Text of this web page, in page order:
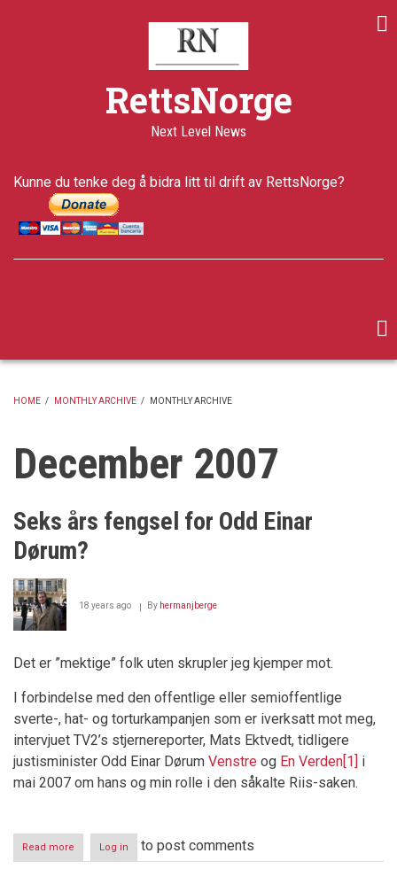
RettsNorge
Next Level News
Kunne du tenke deg å bidra litt til drift av RettsNorge?
HOME / MONTHLY ARCHIVE / MONTHLY ARCHIVE
December 2007
Seks års fengsel for Odd Einar
Dørum?
18 years ago By hermanjberge
Det er ”mektige” folk uten skrupler jeg kjemper mot.
I forbindelse med den offentlige eller semioffentlige
sverte-, hat- og torturkampanjen som er iverksatt mot meg,
intervjuet TV2’s stjernereporter, Mats Ektvedt, tidligere
justisminister Odd Einar Dørum Venstre og En Verden [1]
i
mai 2007 om hans og min rolle i den såkalte Riis-saken.
Read more
Seks
Log in to post comments